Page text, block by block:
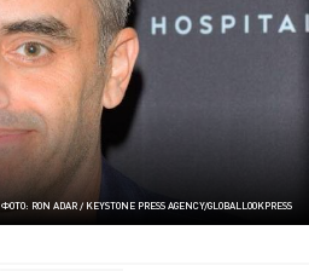
ФОТО: RON ADAR / KEYSTONE PRESS AGENCY/GLOBALLOOKPRESS